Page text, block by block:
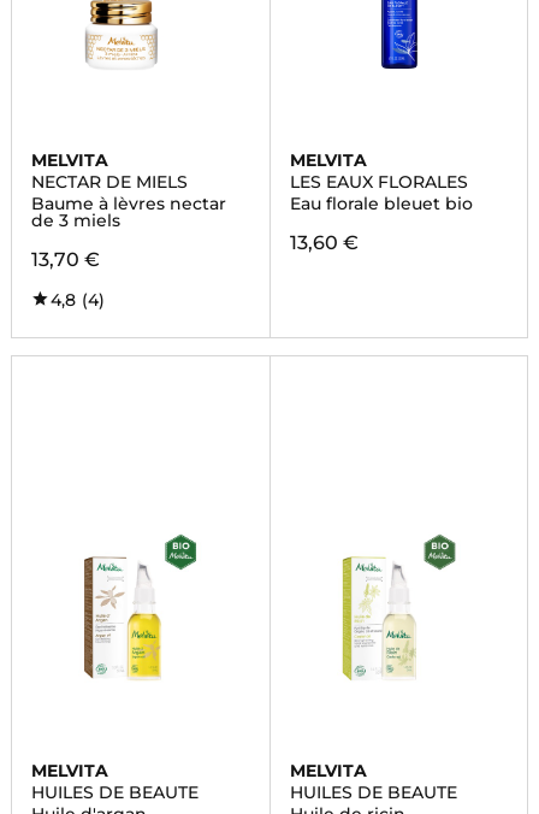
MELVITA
NECTAR DE MIELS
Baume à lèvres nectar
de 3 miels
13,70 €
4,8 (4)
MELVITA
LES EAUX FLORALES
Eau florale bleuet bio
13,60 €
MELVITA
HUILES DE BEAUTE
MELVITA
HUILES DE BEAUTE